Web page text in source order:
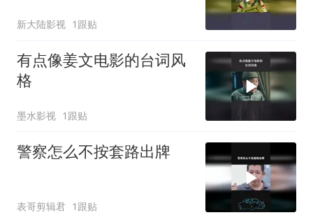
新大陆影视 1跟贴
有点像姜文电影的台词风
格
墨水影视 1跟贴
警察怎么不按套路出牌
表哥剪辑君 1跟贴